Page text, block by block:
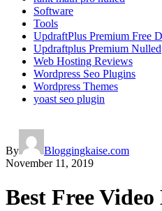
Software
Tools
UpdraftPlus Premium Free
Updraftplus Premium Nulled
Web Hosting Reviews
Wordpress Seo Plugins
Wordpress Themes
yoast seo plugin
By
Bloggingkaise.com
November 11, 2019
Best Free